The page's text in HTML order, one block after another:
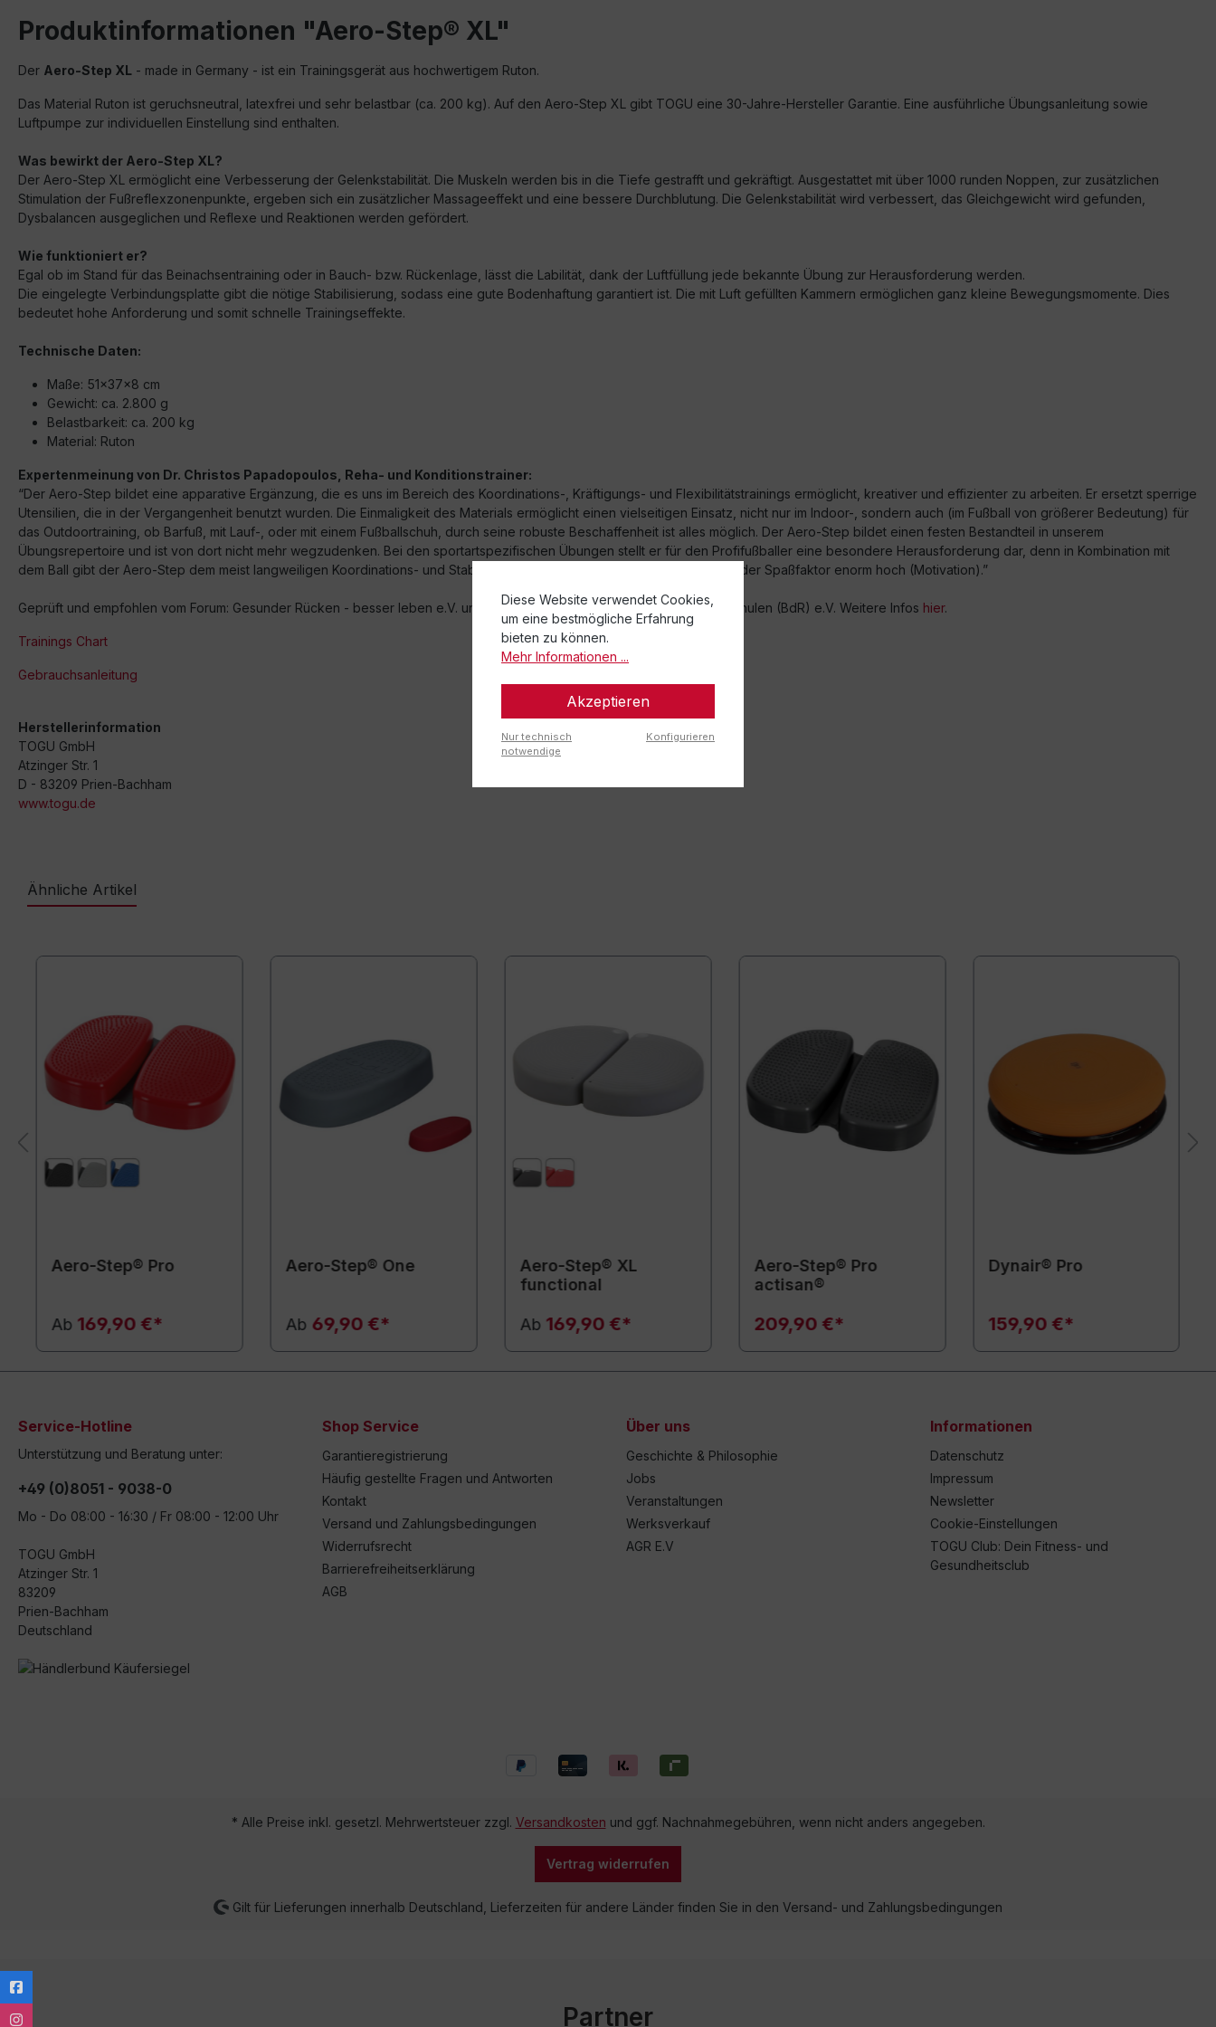
Produktinformationen "Aero-Step® XL"
Der Aero-Step XL - made in Germany - ist ein Trainingsgerät aus hochwertigem Ruton.
Das Material Ruton ist geruchsneutral, latexfrei und sehr belastbar (ca. 200 kg). Auf den Aero-Step XL gibt TOGU eine 30-Jahre-Hersteller Garantie. Eine ausführliche Übungsanleitung sowie
Luftpumpe zur individuellen Einstellung sind enthalten.
Was bewirkt der Aero-Step XL?
Der Aero-Step XL ermöglicht eine Verbesserung der Gelenkstabilität. Die Muskeln werden bis in die Tiefe gestrafft und gekräftigt. Ausgestattet mit über 1000 runden Noppen, zur zusätzlichen
Stimulation der Fußreflexzonenpunkte, ergeben sich ein zusätzlicher Massageeffekt und eine bessere Durchblutung. Die Gelenkstabilität wird verbessert, das Gleichgewicht wird gefunden,
Dysbalancen ausgeglichen und Reflexe und Reaktionen werden gefördert.
Wie funktioniert er?
Egal ob im Stand für das Beinachsentraining oder in Bauch- bzw. Rückenlage, lässt die Labilität, dank der Luftfüllung jede bekannte Übung zur Herausforderung werden.
Die eingelegte Verbindungsplatte gibt die nötige Stabilisierung, sodass eine gute Bodenhaftung garantiert ist. Die mit Luft gefüllten Kammern ermöglichen ganz kleine Bewegungsmomente. Dies
bedeutet hohe Anforderung und somit schnelle Trainingseffekte.
Technische Daten:
Maße: 51x37x8 cm
Gewicht: ca. 2.800 g
Belastbarkeit: ca. 200 kg
Material: Ruton
Expertenmeinung von Dr. Christos Papadopoulos, Reha- und Konditionstrainer:
“Der Aero-Step bildet eine apparative Ergänzung, die es uns im Bereich des Koordinations-, Kräftigungs- und Flexibilitätstrainings ermöglicht, kreativer und effizienter zu arbeiten. Er ersetzt sperrige
Utensilien, die in der Vergangenheit benutzt wurden. Die Einmaligkeit des Materials ermöglicht einen vielseitigen Einsatz, nicht nur im Indoor-, sondern auch (im Fußball von größerer Bedeutung) für
das Outdoortraining, ob Barfuß, mit Lauf-, oder mit einem Fußballschuh, durch seine robuste Beschaffenheit ist alles möglich. Der Aero-Step bildet einen festen Bestandteil in unserem
Übungsrepertoire und ist von dort nicht mehr wegzudenken. Bei den sportartspezifischen Übungen stellt er für den Profifußballer eine besondere Herausforderung dar, denn in Kombination mit
dem Ball gibt der Aero-Step dem meist langweiligen Koordinations- und Stabitraining den besonderen Kick und dabei ist der Spaßfaktor enorm hoch (Motivation).”
Geprüft und empfohlen vom Forum: Gesunder Rücken - besser leben e.V. und dem Bundesverband deutscher Rückenschulen (BdR) e.V. Weitere Infos hier.
Trainings Chart
Gebrauchsanleitung
Herstellerinformation
TOGU GmbH
Atzinger Str. 1
D - 83209 Prien-Bachham
www.togu.de
Ähnliche Artikel
Aero-Step® Pro
Ab 169,90 €*
Aero-Step® One
Ab 69,90 €*
Aero-Step® XL
functional
Ab 169,90 €*
Aero-Step® Pro
actisan®
209,90 €*
Dynair® Pro
159,90 €*
Service-Hotline
Unterstützung und Beratung unter:
+49 (0)8051 - 9038-0
Mo - Do 08:00 - 16:30 / Fr 08:00 - 12:00 Uhr
TOGU GmbH
Atzinger Str. 1
83209
Prien-Bachham
Deutschland
Shop Service
Garantieregistrierung
Häufig gestellte Fragen und Antworten
Kontakt
Versand und Zahlungsbedingungen
Widerrufsrecht
Barrierefreiheitserklärung
AGB
Über uns
Geschichte & Philosophie
Jobs
Veranstaltungen
Werksverkauf
AGR E.V
Informationen
Datenschutz
Impressum
Newsletter
Cookie-Einstellungen
TOGU Club: Dein Fitness- und
Gesundheitsclub
* Alle Preise inkl. gesetzl. Mehrwertsteuer zzgl. Versandkosten und ggf. Nachnahmegebühren, wenn nicht anders angegeben.
Vertrag widerrufen
Gilt für Lieferungen innerhalb Deutschland, Lieferzeiten für andere Länder finden Sie in den Versand- und Zahlungsbedingungen
Partner
Diese Website verwendet Cookies,
um eine bestmögliche Erfahrung
bieten zu können.
Mehr Informationen ...
Akzeptieren
Nur technisch
notwendige
Konfigurieren